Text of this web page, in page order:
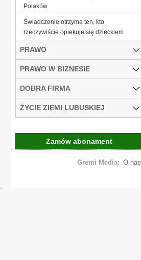
Polaków
Świadczenie otrzyma ten, kto
rzeczywiście opiekuje się dzieckiem
PRAWO
PRAWO W BIZNESIE
DOBRA FIRMA
ŻYCIE ZIEMI LUBUSKIEJ
Zamów abonament
Gremi Media: O nas